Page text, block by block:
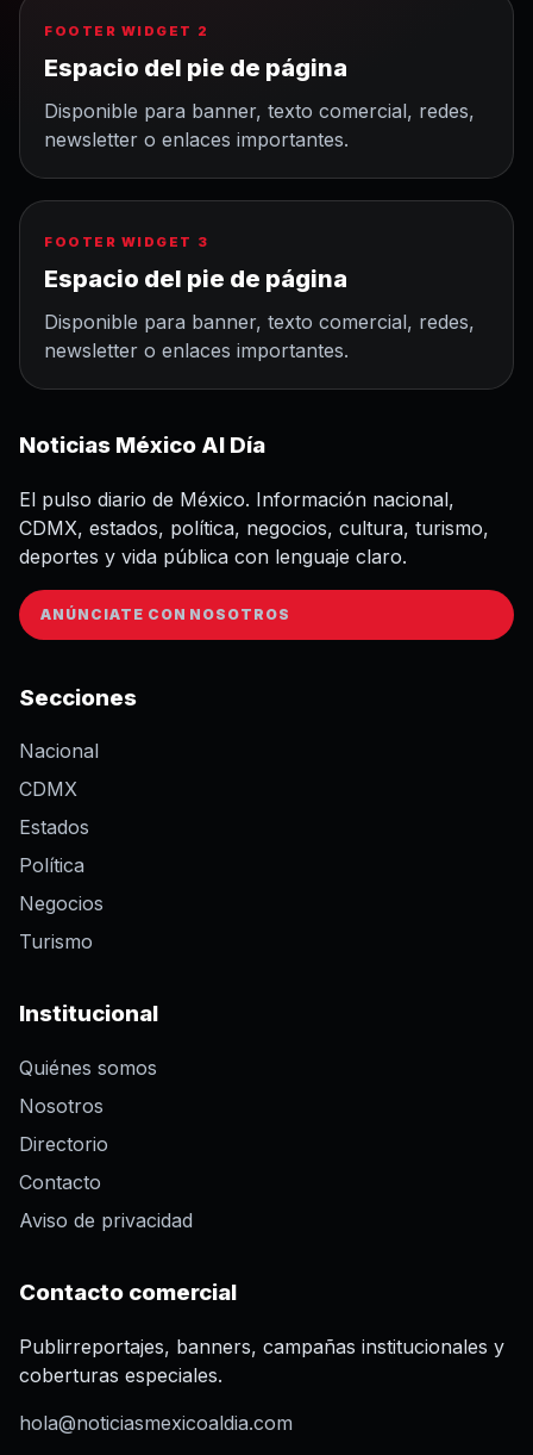
FOOTER WIDGET 2
Espacio del pie de página
Disponible para banner, texto comercial, redes,
newsletter o enlaces importantes.
FOOTER WIDGET 3
Espacio del pie de página
Disponible para banner, texto comercial, redes,
newsletter o enlaces importantes.
Noticias México Al Día
El pulso diario de México. Información nacional,
CDMX, estados, política, negocios, cultura, turismo,
deportes y vida pública con lenguaje claro.
ANÚNCIATE CON NOSOTROS
Secciones
Nacional
CDMX
Estados
Política
Negocios
Turismo
Institucional
Quiénes somos
Nosotros
Directorio
Contacto
Aviso de privacidad
Contacto comercial
Publirreportajes, banners, campañas institucionales y
coberturas especiales.
hola@noticiasmexicoaldia.com